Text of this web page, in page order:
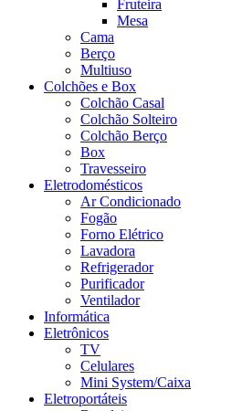
Fruteira
Mesa
Cama
Berço
Multiuso
Colchões e Box
Colchão Casal
Colchão Solteiro
Colchão Berço
Box
Travesseiro
Eletrodomésticos
Ar Condicionado
Fogão
Forno Elétrico
Lavadora
Refrigerador
Purificador
Ventilador
Informática
Eletrônicos
TV
Celulares
Mini System/Caixa
Eletroportáteis